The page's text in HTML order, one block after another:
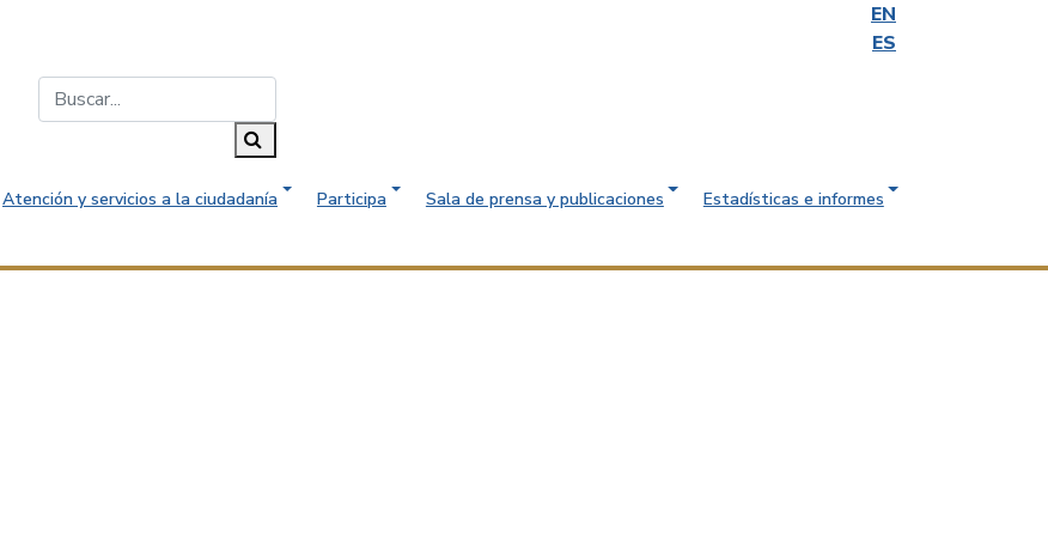
EN
ES
Atención y servicios a la ciudadanía Participa Sala de prensa y publicaciones
Estadísticas e informes